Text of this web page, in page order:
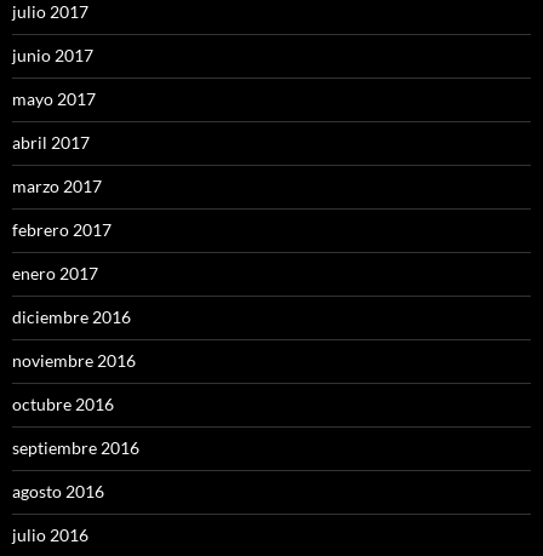
julio 2017
junio 2017
mayo 2017
abril 2017
marzo 2017
febrero 2017
enero 2017
diciembre 2016
noviembre 2016
octubre 2016
septiembre 2016
agosto 2016
julio 2016